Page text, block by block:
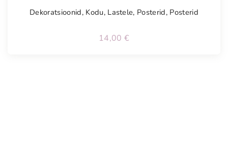
Dekoratsioonid, Kodu, Lastele, Posterid, Posterid
14,00 €